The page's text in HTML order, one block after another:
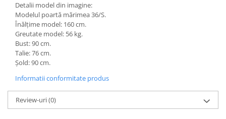
Detalii model din imagine:
Modelul poartă mărimea 36/S.
Înălțime model: 160 cm.
Greutate model: 56 kg.
Bust: 90 cm.
Talie: 76 cm.
Șold: 90 cm.
Informatii conformitate produs
Review-uri(0)